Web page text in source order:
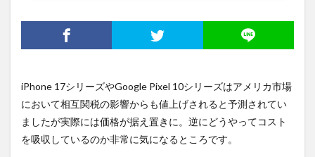
iPhone 17シリーズやGoogle Pixel 10シリーズはアメリカ市場
において相互関税の影響からも値上げされると予測されてい
ましたが実際には価格が据え置きに。逆にどうやってコスト
を吸収しているのか非常に気になるところです。